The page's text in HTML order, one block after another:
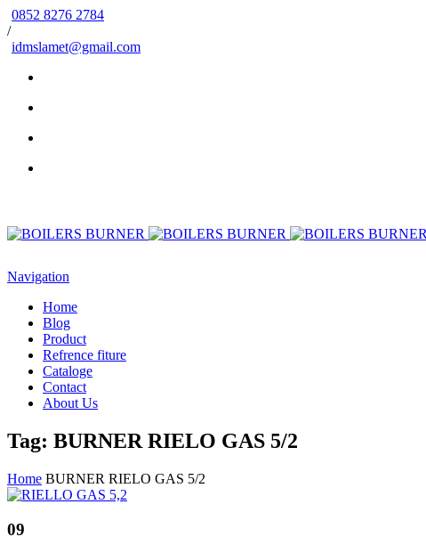
0852 8276 2784
/
idmslamet@gmail.com
Navigation
Home
Blog
Product
Refrence fiture
Cataloge
Contact
About Us
Tag: BURNER RIELO GAS 5/2
Home BURNER RIELO GAS 5/2
09